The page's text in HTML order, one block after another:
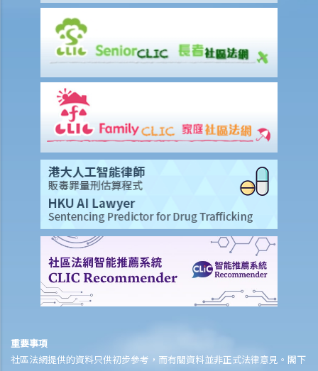
8. 「可撤換受益人」和「不可撤換受益人」有甚麼分別？在哪些情況
下，我才可以更改壽險保單內的「不可撤換受益人」？
9. 我的兒子今年15歲。 可否指定他為我的人壽保險受益人？如果我在他
成年前（即年滿18歲前）死亡，他可否獲得所有保險金？
10. 受保人已失蹤了數年，其保單受益人可否向保險公司索取死亡賠
11. 在處理索償時，保險公司會否接受中醫發出的醫療報告 / 醫生紙？
12. 我在香港購買了一份保險，但在海外受了傷。我可否向保險公司提
出索償？
13. 十八歲以下的人可否購買人壽保險？
14. 如果我的保單已經失效，但我重新繳交保費以嘗試令保單「復
效」。我可否在這段期間向保險公司索償？
15. 我為同一項目（如住院或家居意外）購買了數份保險。我可否從所
有保單索取全數保額，或只可索取實際開支或損失？人壽保險的死亡賠
償會否有不同規定？
16. 法例規定誰人需要參加強積金計劃（或其他認可的職業性退休計
17. 法例規定強積金計劃的供款額或入息比例是多少？
重要事項
社區法網提供的資料只供初步參考，而有關資料並非正式法律意見。閣下